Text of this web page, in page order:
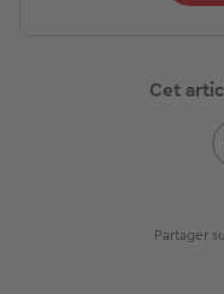
Cet
Partager